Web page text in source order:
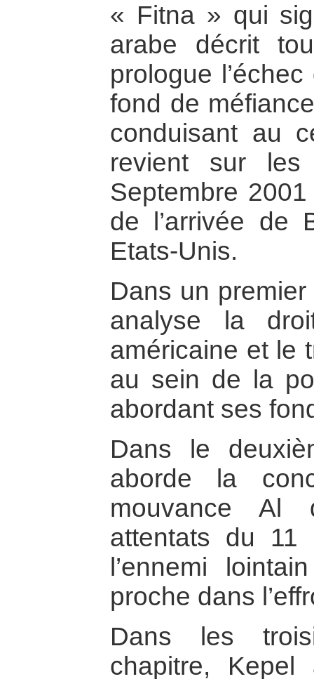
« Fitna » qui
arabe décrit
prologue
fond de
conduisant au
revient sur les
Septembre
de l’arrivée de
Etats-Unis.
Dans un
analyse la
américaine et le
au sein de la
abordant ses
Dans le
aborde la
mouvance
attentats du
l’ennemi
proche dans
Dans les
chapitre,